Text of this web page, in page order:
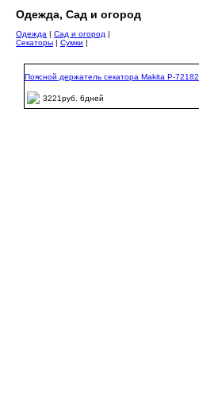
Одежда, Сад и огород
Одежда | Сад и огород |
Секаторы | Сумки |
Поясной держатель секатора Makita P-72182
3221руб. 6дней